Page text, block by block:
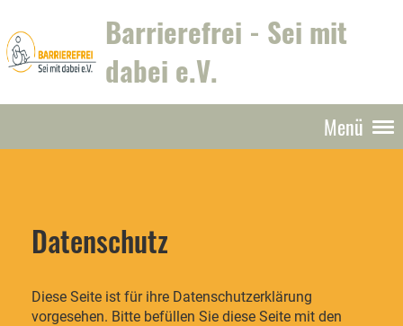
Barrierefrei - Sei mit
dabei e.V.
Menü
Datenschutz
Diese Seite ist für ihre Datenschutzerklärung
vorgesehen. Bitte befüllen Sie diese Seite mit den